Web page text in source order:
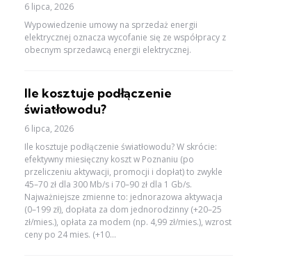
6 lipca, 2026
Wypowiedzenie umowy na sprzedaż energii
elektrycznej oznacza wycofanie się ze współpracy z
obecnym sprzedawcą energii elektrycznej.
Ile kosztuje podłączenie
światłowodu?
6 lipca, 2026
Ile kosztuje podłączenie światłowodu? W skrócie:
efektywny miesięczny koszt w Poznaniu (po
przeliczeniu aktywacji, promocji i dopłat) to zwykle
45–70 zł dla 300 Mb/s i 70–90 zł dla 1 Gb/s.
Najważniejsze zmienne to: jednorazowa aktywacja
(0–199 zł), dopłata za dom jednorodzinny (+20–25
zł/mies.), opłata za modem (np. 4,99 zł/mies.), wzrost
ceny po 24 mies. (+10...